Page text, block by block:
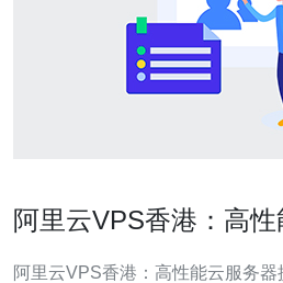
阿里云VPS香港：高
阿里云VPS香港：高性能云服务器提供商 阿里